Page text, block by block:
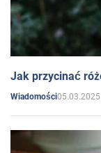
Jak przycinać
Wiadomości